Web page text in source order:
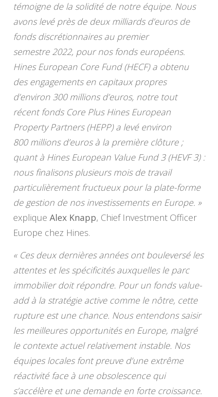
témoigne de la solidité de notre équipe. Nous
avons levé près de deux milliards d’euros de
fonds discrétionnaires au premier
semestre 2022, pour nos fonds européens.
Hines European Core Fund (HECF) a obtenu
des engagements en capitaux propres
d’environ 300 millions d’euros, notre tout
récent fonds Core Plus Hines European
Property Partners (HEPP) a levé environ
800 millions d’euros à la première clôture ;
quant à Hines European Value Fund 3 (HEVF 3) :
nous finalisons plusieurs mois de travail
particulièrement fructueux pour la plate-forme
de gestion de nos investissements en Europe. »
explique Alex Knapp, Chief Investment Officer
Europe chez Hines.
« Ces deux dernières années ont bouleversé les
attentes et les spécificités auxquelles le parc
immobilier doit répondre. Pour un fonds value-
add à la stratégie active comme le nôtre, cette
rupture est une chance. Nous entendons saisir
les meilleures opportunités en Europe, malgré
le contexte actuel relativement instable. Nos
équipes locales font preuve d’une extrême
réactivité face à une obsolescence qui
s’accélère et une demande en forte croissance.